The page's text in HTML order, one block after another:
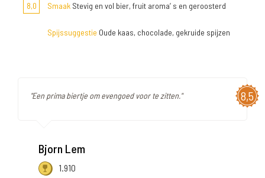
8,0 Smaak Stevig en vol bier, fruit aroma’ s en geroosterd
Spijssuggestie Oude kaas, chocolade, gekruide spijzen
8,5
"Een prima biertje om evengoed voor te zitten."
Bjorn Lem
1.910